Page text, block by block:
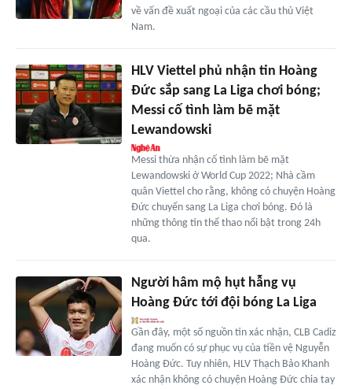
về vấn đề xuất ngoại của các cầu thủ Việt
Nam.
HLV Viettel phủ nhận tin Hoàng
Đức sắp sang La Liga chơi bóng;
Messi cố tình làm bẽ mặt
Lewandowski
Messi thừa nhận cố tình làm bẽ mặt
Lewandowski ở World Cup 2022; Nhà cầm
quân Viettel cho rằng, không có chuyện Hoàng
Đức chuyển sang La Liga chơi bóng. Đó là
những thông tin thể thao nổi bật trong 24h
qua.
Người hâm mộ hụt hẫng vụ
Hoàng Đức tới đội bóng La Liga
Gần đây, một số nguồn tin xác nhận, CLB Cadiz
đang muốn có sự phục vụ của tiền vệ Nguyễn
Hoàng Đức. Tuy nhiên, HLV Thạch Bảo Khanh
xác nhận không có chuyện Hoàng Đức chia tay